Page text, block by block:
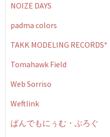
NOIZE DAYS
padma colors
TAKK MODELING RECORDS*
Tomahawk Field
Web Sorriso
Weftlink
ぱんでもにぅむ・ぶろぐ